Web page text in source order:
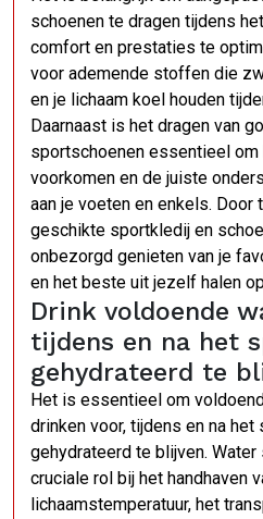
schoenen te dragen tijdens
comfort en prestaties te
voor ademende stoffen die
en je lichaam koel houden
Daarnaast is het dragen van
sportschoenen essentieel
voorkomen en de juiste
aan je voeten en enkels. Door
geschikte sportkledij en
onbezorgd genieten van je
en het beste uit jezelf halen
Drink voldoende
tijdens en na het
gehydrateerd te
Het is essentieel om
drinken voor, tijdens en na
gehydrateerd te blijven.
cruciale rol bij het handhaven
lichaamstemperatuur, het